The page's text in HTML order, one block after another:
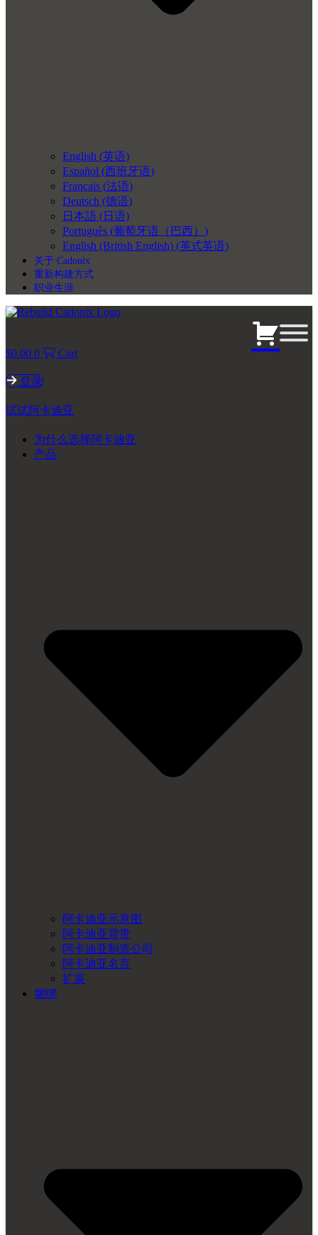
English (英语)
Español (西班牙语)
Français (法语)
Deutsch (德语)
日本語 (日语)
Português (葡萄牙语（巴西） )
English (British English) (英式英语)
关于 Cadonix
重新构建方式
职业生涯
$0.00 0 Cart
登录
试试阿卡迪亚
为什么选择阿卡迪亚
产品
阿卡迪亚示意图
阿卡迪亚背带
阿卡迪亚制造公司
阿卡迪亚名言
扩展
捆绑